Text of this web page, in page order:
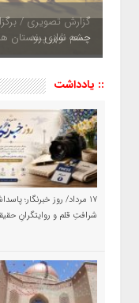
چشم نوازی بوستان
:: یادداشت
۱۷ مرداد/ روز خبرنگار؛
شرافتِ قلم و روایتگرانِ